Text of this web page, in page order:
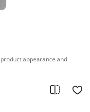
appearance and